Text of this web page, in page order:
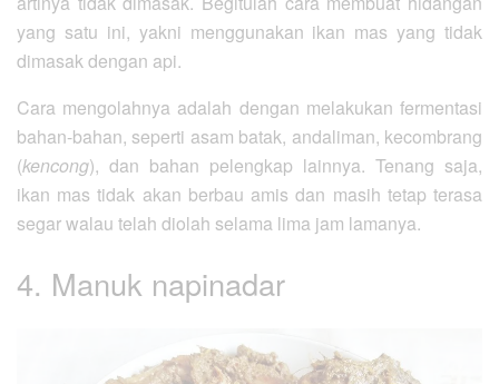
yang satu ini, yakni menggunakan ikan mas yang tidak
dimasak dengan api.
Cara mengolahnya adalah dengan melakukan fermentasi
bahan-bahan, seperti asam batak, andaliman, kecombrang
(kencong), dan bahan pelengkap lainnya. Tenang saja,
ikan mas tidak akan berbau amis dan masih tetap terasa
segar walau telah diolah selama lima jam lamanya.
4. Manuk napinadar